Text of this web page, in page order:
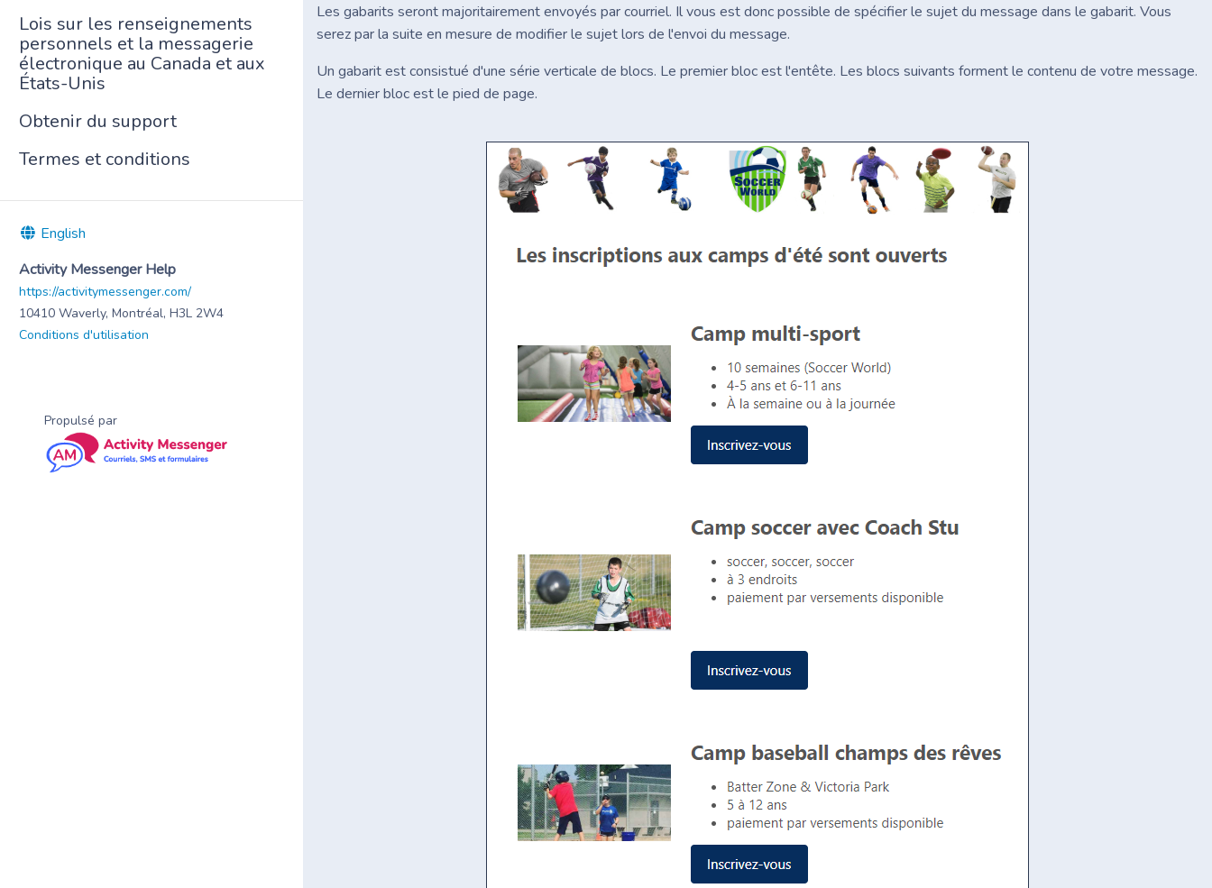
Lois sur les renseignements
personnels et la messagerie
électronique au Canada et aux
États-Unis
Obtenir du support
Termes et conditions
English
Activity Messenger Help
https://activitymessenger.com/
10410 Waverly, Montréal, H3L 2W4
Conditions d'utilisation
Propulsé par
Les gabarits seront majoritairement envoyés par courriel. Il vous est donc possible de spécifier le sujet du message dans le gabarit. Vous
serez par la suite en mesure de modifier le sujet lors de l'envoi du message.
Un gabarit est consistué d'une série verticale de blocs. Le premier bloc est l'entête. Les blocs suivants forment le contenu de votre message.
Le dernier bloc est le pied de page.